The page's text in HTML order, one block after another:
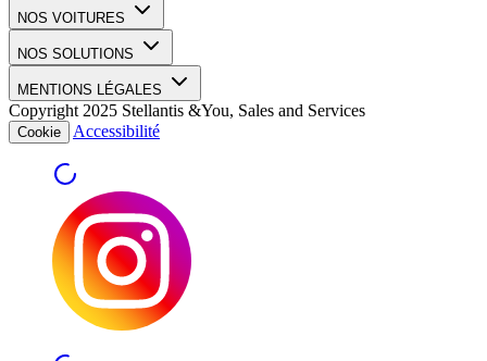
NOS VOITURES
NOS SOLUTIONS
MENTIONS LÉGALES
Copyright 2025 Stellantis &You, Sales and Services
Cookie Accessibilité